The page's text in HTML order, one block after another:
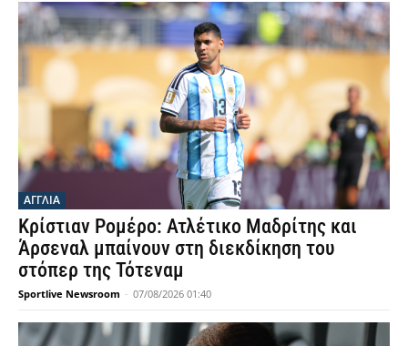
ΑΓΓΛΙΑ
Κρίστιαν Ρομέρο: Ατλέτικο Μαδρίτης και
Άρσεναλ μπαίνουν στη διεκδίκηση του
στόπερ της Τότεναμ
Sportlive Newsroom - 07/08/2026 01:40